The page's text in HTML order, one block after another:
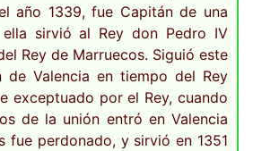
año 1339, fue Capitán de una
sirvió al Rey don Pedro IV
Rey de Marruecos. Siguió este
de Valencia en tiempo del Rey
exceptuado por el Rey, cuando
de la unión entró en Valencia
fue perdonado, y sirvió en 1351